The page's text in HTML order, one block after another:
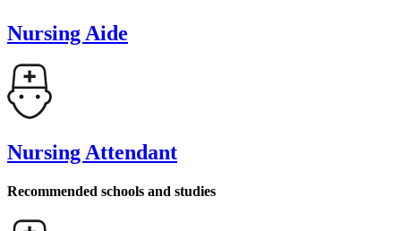
Nursing Aide
Nursing Attendant
Recommended schools and studies